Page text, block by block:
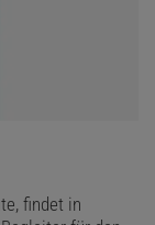
findet in